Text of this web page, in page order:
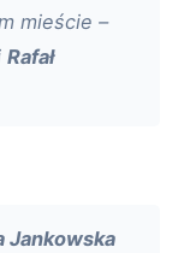
mieście –
Rafał
Jankowska